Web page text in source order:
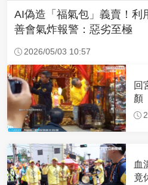
AI偽造「福氣包」義賣！
善會氣炸報警：惡劣至極
2026/05/03 10:57
回
顏
血
竟